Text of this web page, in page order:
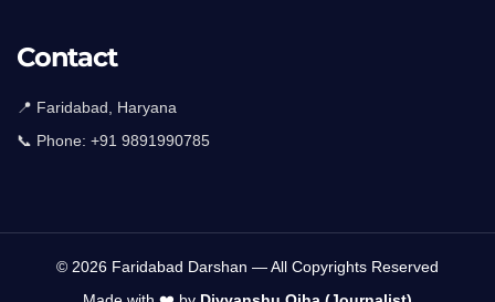
Contact
📍 Faridabad, Haryana
📞 Phone: +91 9891990785
© 2026 Faridabad Darshan — All Copyrights Reserved